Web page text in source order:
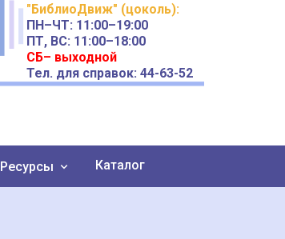
"БиблиоДвиж" (цоколь):
ПН–ЧТ: 11:00–19:00
ПТ, ВС: 11:00–18:00
СБ– выходной
Тел. для справок: 44-63-52
Ресурсы Каталог